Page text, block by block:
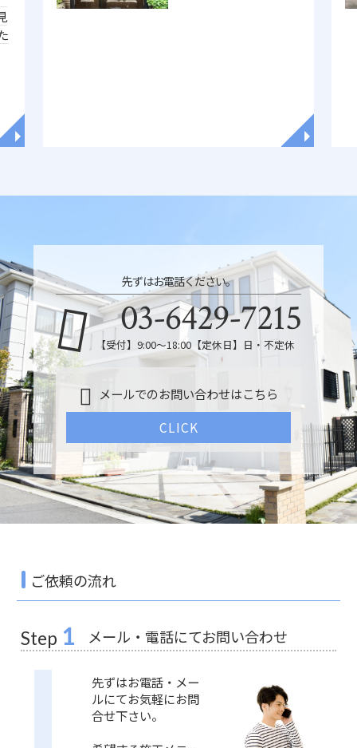
◥ ◥
先ずはお電話ください。
03-6429-7215
【受付】9:00～18:00【定休日】日・不定休
メールでのお問い合わせはこちら
CLICK
ご依頼の流れ
Step 1 メール・電話にてお問い合わせ
先ずはお電話・メー
ルにてお気軽にお問
合せ下さい。